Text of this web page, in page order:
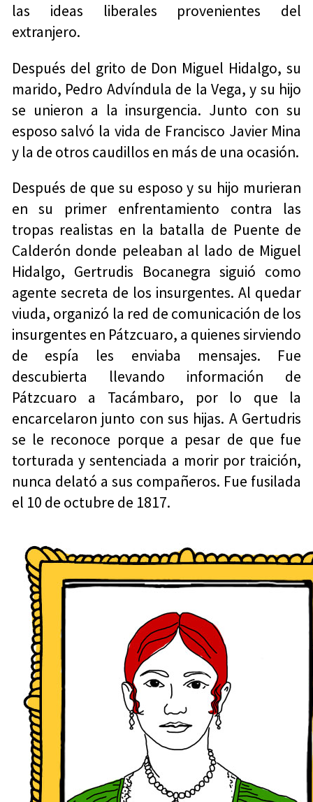
las ideas liberales provenientes del
extranjero.
Después del grito de Don Miguel Hidalgo, su
marido, Pedro Advíndula de la Vega, y su hijo
se unieron a la insurgencia. Junto con su
esposo salvó la vida de Francisco Javier Mina
y la de otros caudillos en más de una ocasión.
Después de que su esposo y su hijo murieran
en su primer enfrentamiento contra las
tropas realistas en la batalla de Puente de
Calderón donde peleaban al lado de Miguel
Hidalgo, Gertrudis Bocanegra siguió como
agente secreta de los insurgentes. Al quedar
viuda, organizó la red de comunicación de los
insurgentes en Pátzcuaro, a quienes sirviendo
de espía les enviaba mensajes. Fue
descubierta llevando información de
Pátzcuaro a Tacámbaro, por lo que la
encarcelaron junto con sus hijas. A Gertudris
se le reconoce porque a pesar de que fue
torturada y sentenciada a morir por traición,
nunca delató a sus compañeros. Fue fusilada
el 10 de octubre de 1817.